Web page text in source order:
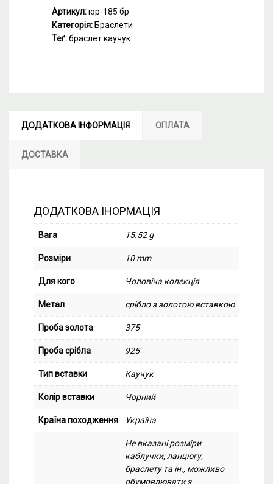
Артикул:юр-185 бр
Категорія: Браслети
Теґ:браслет каучук
ДОДАТКОВА ІНФОРМАЦІЯ ОПЛАТА
ДОСТАВКА
ДОДАТКОВА ІНОРМАЦІЯ
Вага 15.52 g
Розміри 10 mm
Для кого Чоловіча колекція
Метал срібло з золотою вставкою
Проба золота 375
Проба срібла 925
Тип вставки Каучук
Колір вставки Чорний
Країна походження Україна
Не вказані розміри
каблучки, ланцюгу,
браслету та ін., можливо
обумовлювати з